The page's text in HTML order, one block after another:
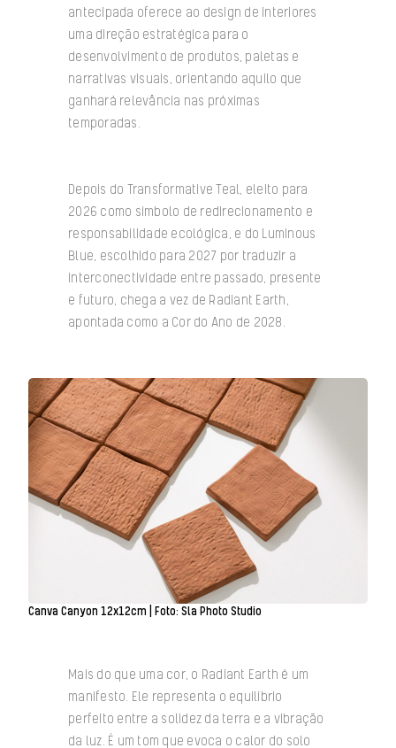
antecipada oferece ao design de interiores
uma direção estratégica para o
desenvolvimento de produtos, paletas e
narrativas visuais, orientando aquilo que
ganhará relevância nas próximas
temporadas.
Depois do Transformative Teal, eleito para
2026 como símbolo de redirecionamento e
responsabilidade ecológica, e do Luminous
Blue, escolhido para 2027 por traduzir a
interconectividade entre passado, presente
e futuro, chega a vez de Radiant Earth,
apontada como a Cor do Ano de 2028.
Canva Canyon 12x12cm | Foto: Sla Photo Studio
Mais do que uma cor, o Radiant Earth é um
manifesto. Ele representa o equilíbrio
perfeito entre a solidez da terra e a vibração
da luz. É um tom que evoca o calor do solo